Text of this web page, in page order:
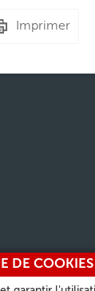
DE COOKIES
Imprimer